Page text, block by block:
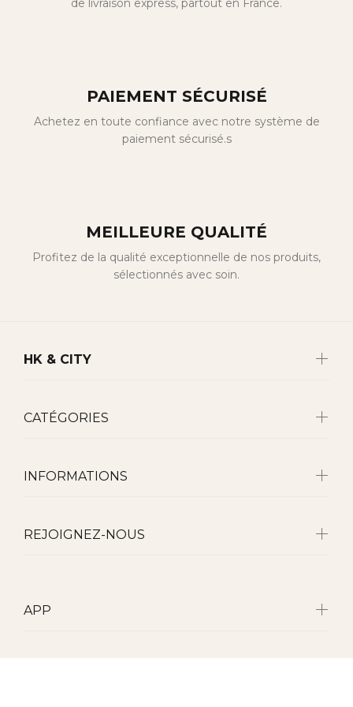
de livraison express, partout en France.
PAIEMENT SÉCURISÉ
Achetez en toute confiance avec notre système de
paiement sécurisé.s
MEILLEURE QUALITÉ
Profitez de la qualité exceptionnelle de nos produits,
sélectionnés avec soin.
HK & CITY
CATÉGORIES
INFORMATIONS
REJOIGNEZ-NOUS
APP